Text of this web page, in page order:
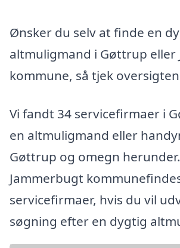
Ønsker du selv at finde en
altmuligmand i Gøttrup eller
kommune, så tjek
Vi fandt 34 servicefirmaer i
en altmuligmand eller
Gøttrup og omegn
Jammerbugt
servicefirmaer, hvis du vil
søgning efter en dygtig